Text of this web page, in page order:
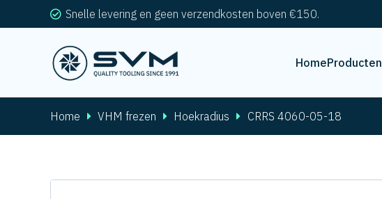
Snelle levering en geen verzendkosten boven €150.
HomeProducten
Home VHM frezen Hoekradius CRRS 4060-05-18